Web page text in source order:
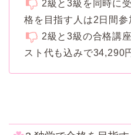
2級と3級を同時に
格を目指す人は2日間
2級と3級の合格講
スト代も込みで34,290